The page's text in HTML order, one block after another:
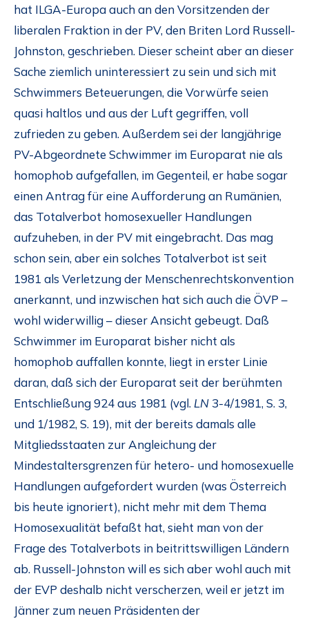
hat ILGA-Europa auch an den Vorsitzenden der
liberalen Fraktion in der PV, den Briten Lord Russell-
Johnston, geschrieben. Dieser scheint aber an dieser
Sache ziemlich uninteressiert zu sein und sich mit
Schwimmers Beteuerungen, die Vorwürfe seien
quasi haltlos und aus der Luft gegriffen, voll
zufrieden zu geben. Außerdem sei der langjährige
PV-Abgeordnete Schwimmer im Europarat nie als
homophob aufgefallen, im Gegenteil, er habe sogar
einen Antrag für eine Aufforderung an Rumänien,
das Totalverbot homosexueller Handlungen
aufzuheben, in der PV mit eingebracht. Das mag
schon sein, aber ein solches Totalverbot ist seit
1981 als Verletzung der Menschenrechtskonvention
anerkannt, und inzwischen hat sich auch die ÖVP –
wohl widerwillig – dieser Ansicht gebeugt. Daß
Schwimmer im Europarat bisher nicht als
homophob auffallen konnte, liegt in erster Linie
daran, daß sich der Europarat seit der berühmten
Entschließung 924 aus 1981 (vgl. LN 3-4/1981, S. 3,
und 1/1982, S. 19), mit der bereits damals alle
Mitgliedsstaaten zur Angleichung der
Mindestaltersgrenzen für hetero- und homosexuelle
Handlungen aufgefordert wurden (was Österreich
bis heute ignoriert), nicht mehr mit dem Thema
Homosexualität befaßt hat, sieht man von der
Frage des Totalverbots in beitrittswilligen Ländern
ab. Russell-Johnston will es sich aber wohl auch mit
der EVP deshalb nicht verscherzen, weil er jetzt im
Jänner zum neuen Präsidenten der